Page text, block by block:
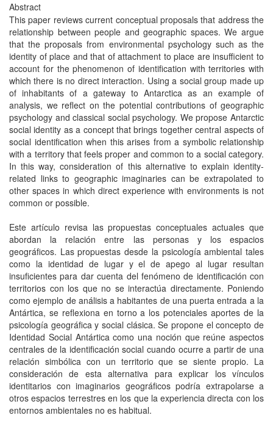
Abstract
This paper reviews current conceptual proposals that address the
relationship between people and geographic spaces. We argue
that the proposals from environmental psychology such as the
identity of place and that of attachment to place are insufficient to
account for the phenomenon of identification with territories with
which there is no direct interaction. Using a social group made up
of inhabitants of a gateway to Antarctica as an example of
analysis, we reflect on the potential contributions of geographic
psychology and classical social psychology. We propose Antarctic
social identity as a concept that brings together central aspects of
social identification when this arises from a symbolic relationship
with a territory that feels proper and common to a social category.
In this way, consideration of this alternative to explain identity-
related links to geographic imaginaries can be extrapolated to
other spaces in which direct experience with environments is not
common or possible.
Este artículo revisa las propuestas conceptuales actuales que
abordan la relación entre las personas y los espacios
geográficos. Las propuestas desde la psicología ambiental tales
como la identidad de lugar y el de apego al lugar resultan
insuficientes para dar cuenta del fenómeno de identificación con
territorios con los que no se interactúa directamente. Poniendo
como ejemplo de análisis a habitantes de una puerta entrada a la
Antártica, se reflexiona en torno a los potenciales aportes de la
psicología geográfica y social clásica. Se propone el concepto de
Identidad Social Antártica como una noción que reúne aspectos
centrales de la identificación social cuando ocurre a partir de una
relación simbólica con un territorio que se siente propio. La
consideración de esta alternativa para explicar los vínculos
identitarios con imaginarios geográficos podría extrapolarse a
otros espacios terrestres en los que la experiencia directa con los
entornos ambientales no es habitual.